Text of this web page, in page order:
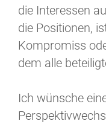
die Interessen
die Positionen,
Kompromiss
dem alle
Ich wünsche